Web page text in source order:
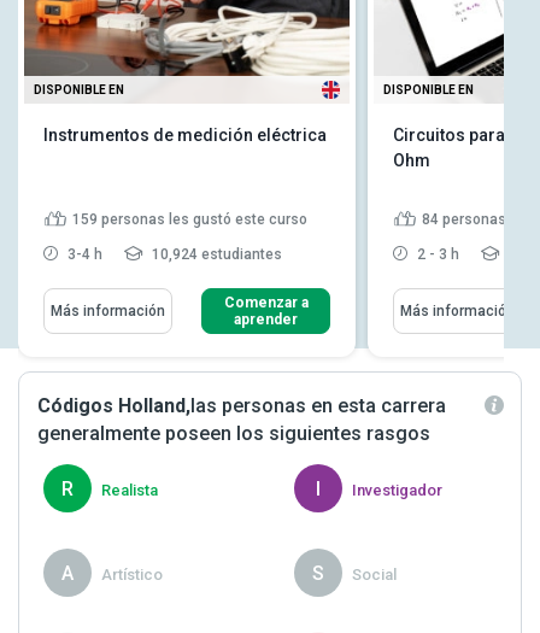
DISPONIBLE EN
Instrumentos de medición eléctrica
159 personas les gustó este curso
3-4 h 10,924 estudiantes
Más información
Comenzar a
aprender
DISPONIBLE EN
Circuitos
Ohm
84 personas les
2 - 3 h
Más información
Códigos Holland, las personas en esta carrera
generalmente poseen los siguientes rasgos
R Realista Investigador
A Artístico S Social